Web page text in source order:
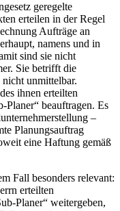
geregelte
erteilen in der Regel
Aufträge an
namens und in
sind sie nicht
Sie betrifft die
unmittelbar.
ihnen erteilten
Planer“ beauftragen. Es
–
Planungsauftrag
eine Haftung gemäß
Fall besonders relevant:
erteilten
Planer“ weitergeben,